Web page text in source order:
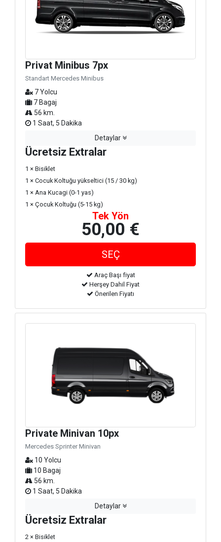
Privat Minibus 7px
Standart Mercedes Minibus
7 Yolcu
7 Bagaj
56 km.
1 Saat, 5 Dakika
Detaylar
Ücretsiz Extralar
1 × Bisiklet
1 × Cocuk Koltuğu yükseltici (15 / 30 kg)
1 × Ana Kucagi (0-1 yas)
1 × Çocuk Koltuğu (5-15 kg)
Tek Yön
50,00 €
Araç Başı fiyat
Herşey Dahil Fiyat
Önerilen Fiyatı
Private Minivan 10px
Mercedes Sprinter Minivan
10 Yolcu
10 Bagaj
56 km.
1 Saat, 5 Dakika
Detaylar
Ücretsiz Extralar
2 × Bisiklet